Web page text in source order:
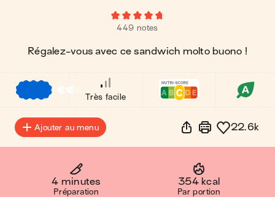
449 notes
Régalez-vous avec ce sandwich molto buono !
€€
Très facile
Ajouter au menu 22.6k
4 minutes
Préparation
354 kcal
Par portion